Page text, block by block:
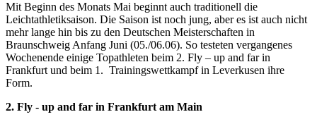
Mit Beginn des Monats Mai beginnt auch traditionell die
Leichtathletiksaison. Die Saison ist noch jung, aber es ist auch nicht
mehr lange hin bis zu den Deutschen Meisterschaften in
Braunschweig Anfang Juni (05./06.06). So testeten vergangenes
Wochenende einige Topathleten beim 2. Fly – up and far in
Frankfurt und beim 1. Trainingswettkampf in Leverkusen ihre
Form.
2. Fly - up and far in Frankfurt am Main